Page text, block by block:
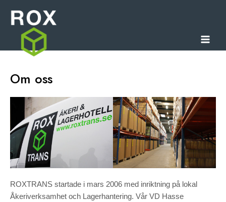
Om oss
ROXTRANS startade i mars 2006 med inriktning på lokal
Åkeriverksamhet och Lagerhantering. Vår VD Hasse